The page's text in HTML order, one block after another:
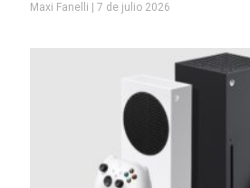
Maxi Fanelli 7 de julio 2026